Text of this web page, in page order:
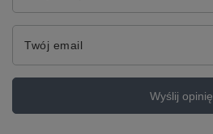
Twój email
Wyślij opinię